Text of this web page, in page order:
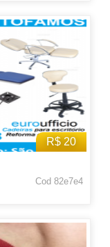
R$ 20
Cod 82e7e4